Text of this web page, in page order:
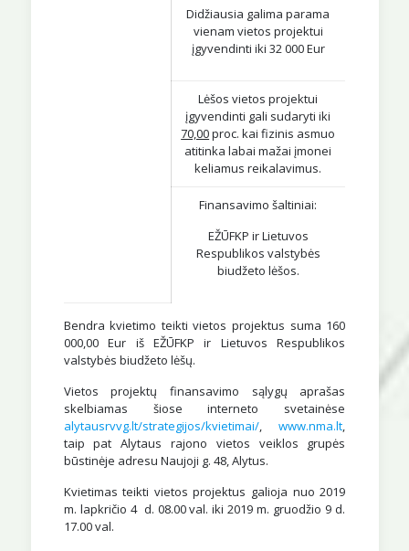
Didžiausia galima parama
vienam vietos projektui
įgyvendinti iki 32 000 Eur
Lėšos vietos projektui
įgyvendinti gali sudaryti iki
70,00proc. kai fizinis asmuo
atitinka labai mažai įmonei
keliamus reikalavimus.
Finansavimo šaltiniai:
EŽŪFKP ir Lietuvos
Respublikos valstybės
biudžeto lėšos.
Bendra kvietimo teikti vietos projektus suma 160
000,00 Eur iš EŽŪFKP ir Lietuvos Respublikos
valstybės biudžeto lėšų.
Vietos projektų finansavimo sąlygų aprašas
skelbiamas šiose interneto svetainėse
alytausrvvg.lt/strategijos/kvietimai/,www.nma.lt,
taip pat Alytaus rajono vietos veiklos grupės
būstinėje adresu Naujoji g. 48, Alytus.
Kvietimas teikti vietos projektus galioja nuo 2019
m. lapkričio 4 d. 08.00 val. iki 2019 m. gruodžio 9 d.
17.00 val.